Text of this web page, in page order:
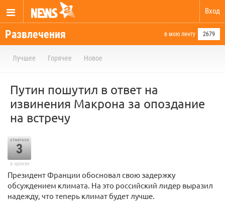
Вход
Развлечения в мою ленту 2679
Лучшее Горячее Новое
Путин пошутил в ответ на
извинения Макрона за опоздание
на встречу
отметили
3
в архиве
Президент Франции обосновал свою задержку
обсуждением климата. На это российский лидер выразил
надежду, что теперь климат будет лучше.